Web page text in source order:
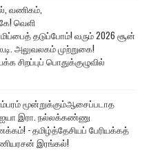
வணிகம்,
வெளி
தடுப்போம்! வரும் 2026 சூன்
அலுவலகம் முற்றுகை!
சிறப்புப் பொதுக்குழுவில்
மூன்றுக்கும்ஆசைப்படாத
இரா. நல்லக்கண்ணு
- தமிழ்த்தேசியப் பேரியக்கத்
இரங்கல்!